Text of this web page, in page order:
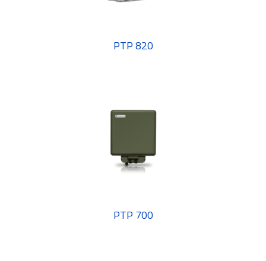
PTP 820
PTP 700